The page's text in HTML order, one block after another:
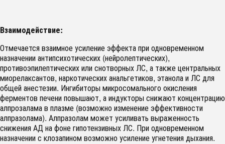
Взаимодействие:
Отмечается взаимное усиление эффекта при одновременном
назначении антипсихотических (нейролептических),
противоэпилептических или снотворных ЛС, а также центральных
миорелаксантов, наркотических анальгетиков, этанола и ЛС для
общей анестезии. Ингибиторы микросомального окисления
ферментов печени повышают, а индукторы снижают концентрацию
алпрозалама в плазме (возможно изменение эффективности
алпразолама). Алпразолам может усиливать выраженность
снижения АД на фоне гипотензивных ЛС. При одновременном
назначении с клозапином возможно усиление угнетения дыхания.